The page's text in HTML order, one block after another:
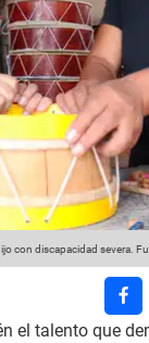
con discapacidad severa.
el talento que